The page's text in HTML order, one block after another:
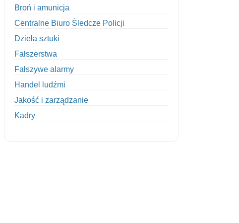
Broń i amunicja
Centralne Biuro Śledcze Policji
Dzieła sztuki
Fałszerstwa
Fałszywe alarmy
Handel ludźmi
Jakość i zarządzanie
Kadry